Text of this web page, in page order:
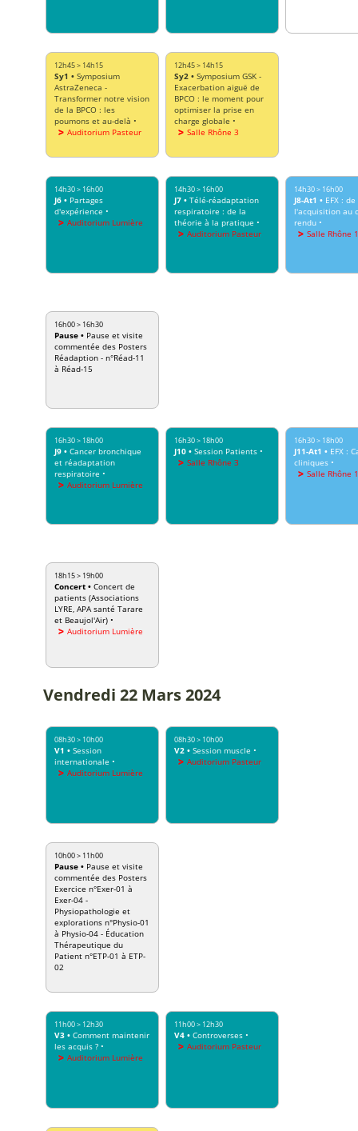
12h45> 14h15
Sy1 • Symposium
AstraZeneca -
Transformer notre vision
de la BPCO : les
poumons et au-delà •
Auditorium Pasteur
12h45> 14h15
Sy2 • Symposium GSK -
Exacerbation aiguë de
BPCO : le moment pour
optimiser la prise en
charge globale •
Salle Rhône 3
14h30> 16h00
J6 • Partages
d'expérience •
Auditorium Lumière
14h30> 16h00
J7 • Télé-réadaptation
respiratoire : de la
théorie à la pratique •
Auditorium Pasteur
14h30> 16h00
J8-At1 • EFX : de
l'acquisition au
rendu •
Salle Rhône 1
16h00> 16h30
Pause • Pause et visite
commentée des Posters
Réadaption - n°Réad-11
à Réad-15
16h30> 18h00
J9 • Cancer bronchique
et réadaptation
respiratoire •
Auditorium Lumière
16h30> 18h00
J10 • Session Patients •
Salle Rhône 3
16h30> 18h00
J11-At1 • EFX :
cliniques •
Salle Rhône 1
18h15> 19h00
Concert • Concert de
patients (Associations
LYRE, APA santé Tarare
et Beaujol'Air) •
Auditorium Lumière
Vendredi 22 Mars 2024
08h30> 10h00
V1 • Session
internationale •
Auditorium Lumière
08h30> 10h00
V2 • Session muscle •
Auditorium Pasteur
10h00> 11h00
Pause • Pause et visite
commentée des Posters
Exercice n°Exer-01 à
Exer-04 -
Physiopathologie et
explorations n°Physio-01
à Physio-04 - Éducation
Thérapeutique du
Patient n°ETP-01 à ETP-
02
11h00> 12h30
V3 • Comment maintenir
les acquis ? •
Auditorium Lumière
11h00> 12h30
V4 • Controverses •
Auditorium Pasteur